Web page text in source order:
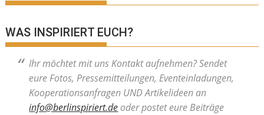
WAS INSPIRIERT EUCH?
Ihr möchtet mit uns Kontakt aufnehmen? Sendet
eure Fotos, Pressemitteilungen, Eventeinladungen,
Kooperationsanfragen UND Artikelideen an
info@berlinspiriert.deoder postet eure Beiträge